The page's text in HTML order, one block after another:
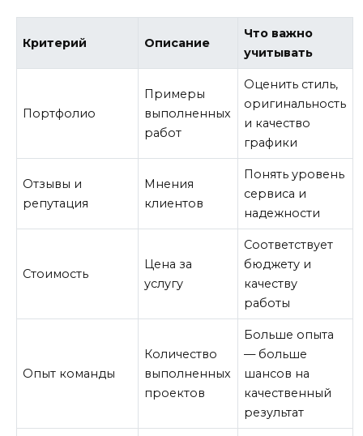
Критерий Описание
Что важно
учитывать
Портфолио
Примеры
выполненных
работ
Оценить стиль,
оригинальность
и качество
графики
Отзывы и
репутация
Мнения
клиентов
Понять уровень
сервиса и
надежности
Стоимость
Цена за
услугу
Соответствует
бюджету и
качеству
работы
Опыт команды
Количество
выполненных
проектов
Больше опыта
— больше
шансов на
качественный
результат